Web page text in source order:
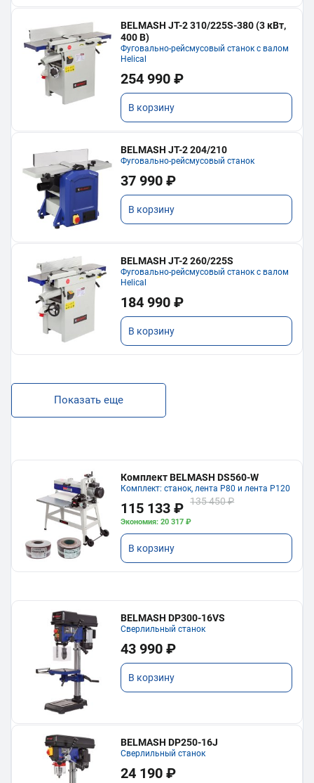
BELMASH JT-2 310/225S-380 (3 кВт,
400 В)
Фуговально-рейсмусовый станок с валом
Helical
254 990 ₽
В корзину
BELMASH JT-2 204/210
Фуговально-рейсмусовый станок
37 990 ₽
В корзину
BELMASH JT-2 260/225S
Фуговально-рейсмусовый станок с валом
Helical
184 990 ₽
В корзину
Показать еще
Комплект BELMASH DS560-W
Комплект: станок, лента P80 и лента P120
115 133 ₽ 135 450 ₽
Экономия: 20 317 ₽
В корзину
BELMASH DP300-16VS
Сверлильный станок
43 990 ₽
В корзину
BELMASH DP250-16J
Сверлильный станок
24 190 ₽